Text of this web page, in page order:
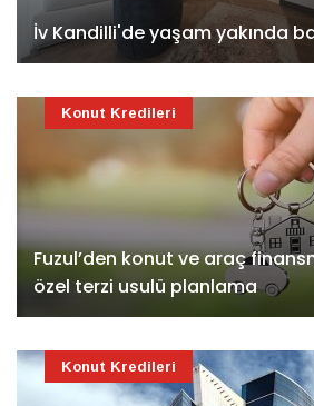
İv Kandilli'de yaşam yakında
Fuzul’den konut ve araç
özel terzi usulü planlama
Konut Kredileri
Konut Kredileri